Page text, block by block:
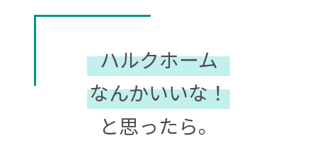
ハルクホーム
なんかいいな！
と思ったら。